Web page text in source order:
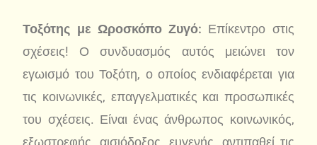
Τοξότης με Ωροσκόπο Ζυγό: Επίκεντρο στις
σχέσεις! Ο συνδυασμός αυτός μειώνει τον
εγωισμό του Τοξότη, ο οποίος ενδιαφέρεται για
τις κοινωνικές, επαγγελματικές και προσωπικές
του σχέσεις. Είναι ένας άνθρωπος κοινωνικός,
εξωστρεφής, αισιόδοξος, ευγενής, αντιπαθεί τις